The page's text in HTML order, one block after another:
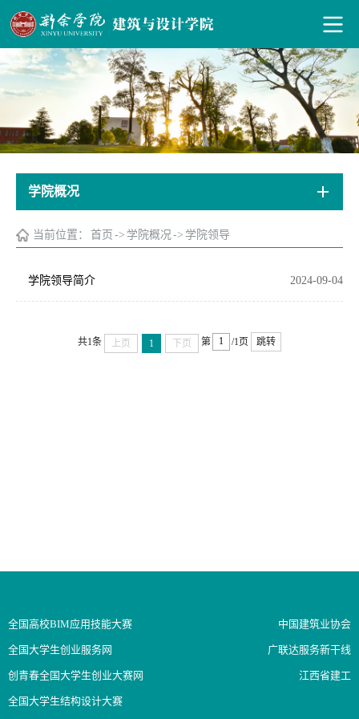
学院概况
当前位置： 首页 -> 学院概况 -> 学院领导
2024-09-04
学院领导简介
共1条 上页 1 下页 第 /1页 跳转
全国高校BIM应用技能大赛 中国建筑业协会
全国大学生创业服务网 广联达服务新干线
创青春全国大学生创业大赛网 江西省建工
全国大学生结构设计大赛